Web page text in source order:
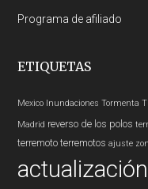
Programa de afiliado
ETIQUETAS
Mexico Inundaciones Tormenta
Madrid reverso de los polos
terremoto terremotos ajuste